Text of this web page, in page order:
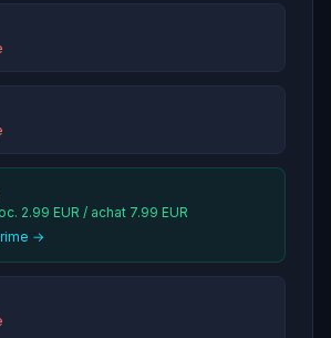
2.99 EUR / achat 7.99 EUR
→